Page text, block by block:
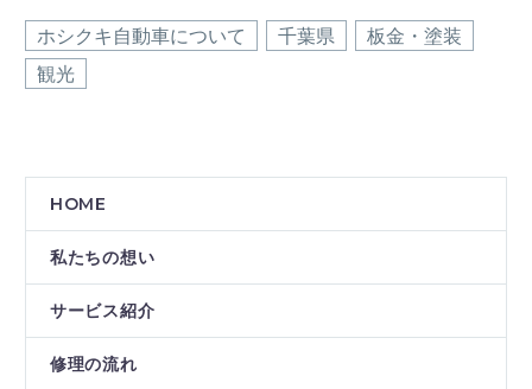
ホシクキ自動車について 千葉県
板金・塗装
観光
HOME
私たちの想い
サービス紹介
修理の流れ